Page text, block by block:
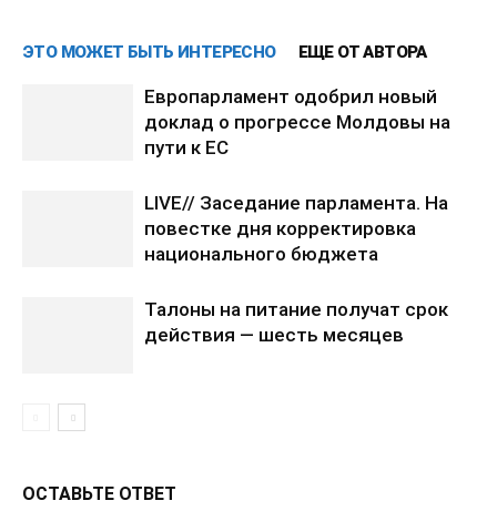
ЭТО МОЖЕТ БЫТЬ ИНТЕРЕСНО ЕЩЕ ОТ АВТОРА
Европарламент одобрил новый
доклад о прогрессе Молдовы на
пути к ЕС
LIVE// Заседание парламента. На
повестке дня корректировка
национального бюджета
Талоны на питание получат срок
действия — шесть месяцев
ОСТАВЬТЕ ОТВЕТ